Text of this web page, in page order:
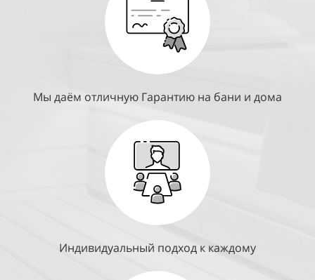
Мы даём отличную Гарантию на бани и дома
Индивидуальный подход к каждому